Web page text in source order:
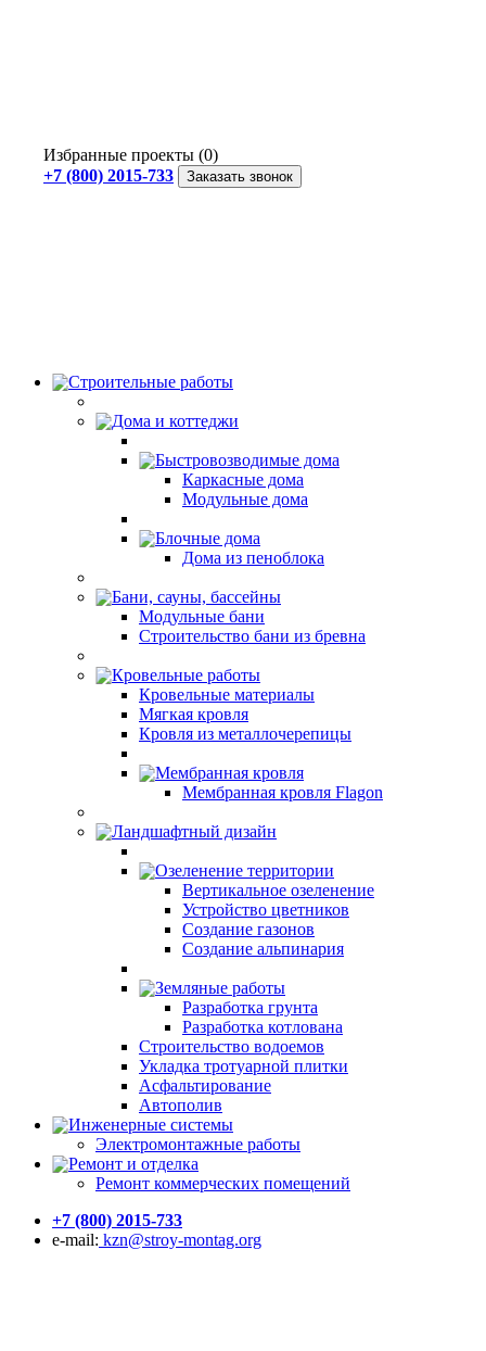
Избранные проекты (0)
+7 (800) 2015-733
Заказать звонок
Строительные работы
Дома и коттеджи
Быстровозводимые дома
Каркасные дома
Модульные дома
Блочные дома
Дома из пеноблока
Бани, сауны, бассейны
Модульные бани
Строительство бани из бревна
Кровельные работы
Кровельные материалы
Мягкая кровля
Кровля из металлочерепицы
Мембранная кровля
Мембранная кровля Flagon
Ландшафтный дизайн
Озеленение территории
Вертикальное озеленение
Устройство цветников
Создание газонов
Создание альпинария
Земляные работы
Разработка грунта
Разработка котлована
Строительство водоемов
Укладка тротуарной плитки
Асфальтирование
Автополив
Инженерные системы
Электромонтажные работы
Ремонт и отделка
Ремонт коммерческих помещений
+7 (800) 2015-733
e-mail: kzn@stroy-montag.org